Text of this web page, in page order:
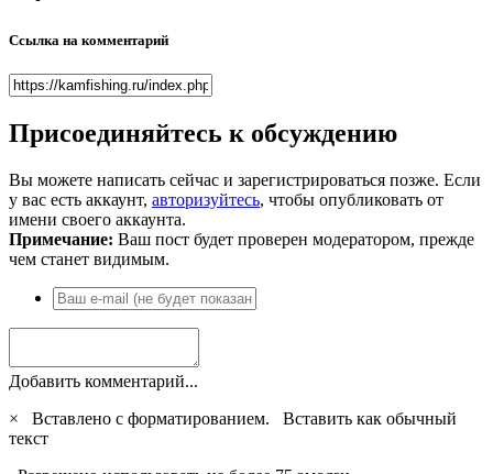
Ссылка на комментарий
Присоединяйтесь к обсуждению
Вы можете написать сейчас и зарегистрироваться позже. Если
у вас есть аккаунт, авторизуйтесь, чтобы опубликовать от
имени своего аккаунта.
Примечание: Ваш пост будет проверен модератором, прежде
чем станет видимым.
Добавить комментарий...
×
Вставлено с форматированием. Вставить как обычный
текст